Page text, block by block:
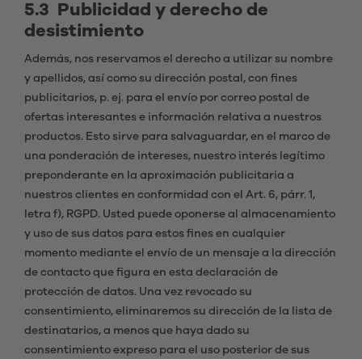
5.3 Publicidad y derecho de
desistimiento
Además, nos reservamos el derecho a utilizar su nombre
y apellidos, así como su dirección postal, con fines
publicitarios, p. ej. para el envío por correo postal de
ofertas interesantes e información relativa a nuestros
productos. Esto sirve para salvaguardar, en el marco de
una ponderación de intereses, nuestro interés legítimo
preponderante en la aproximación publicitaria a
nuestros clientes en conformidad con el Art. 6, párr. 1,
letra f), RGPD. Usted puede oponerse al almacenamiento
y uso de sus datos para estos fines en cualquier
momento mediante el envío de un mensaje a la dirección
de contacto que figura en esta declaración de
protección de datos. Una vez revocado su
consentimiento, eliminaremos su dirección de la lista de
destinatarios, a menos que haya dado su
consentimiento expreso para el uso posterior de sus